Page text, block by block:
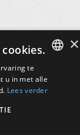
ENGLISH
×
te
u in met alle
Lees verder